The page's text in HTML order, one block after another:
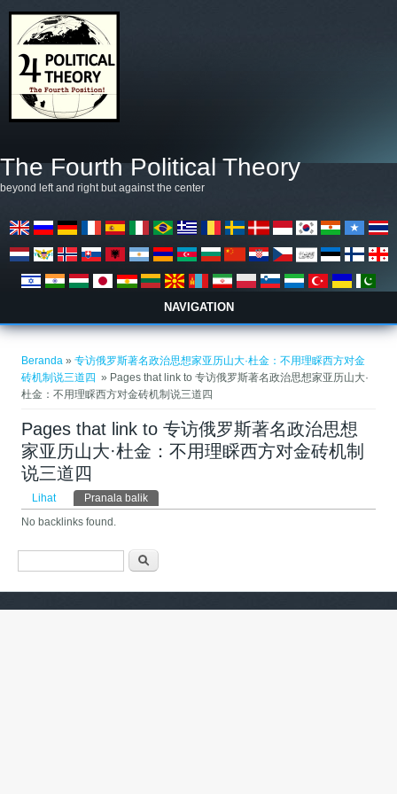
The Fourth Political Theory
beyond left and right but against the center
NAVIGATION
Beranda »专访俄罗斯著名政治思想家亚历山大·杜金：不用理睬西方对金
砖机制说三道四 ​ » Pages that link to 专访俄罗斯著名政治思想家亚历山大·
杜金：不用理睬西方对金砖机制说三道四 ​
Pages that link to 专访俄罗斯著名政治思想
家亚历山大·杜金：不用理睬西方对金砖机制
说三道四 ​
Tab primer
Lihat Pranala balik
No backlinks found.
Form pencarian